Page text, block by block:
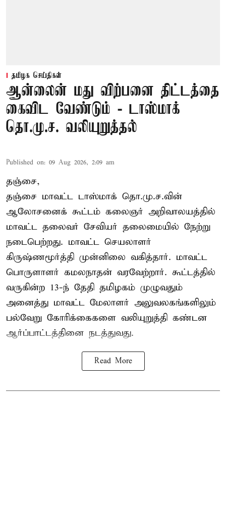
தமிழக செய்திகள்
ஆன்லைன் மது விற்பனை திட்டத்தை
கைவிட வேண்டும் - டாஸ்மாக்
தொ.மு.ச. வலியுறுத்தல்
Published on: 09 Aug 2026, 2:09 am
தஞ்சை,
தஞ்சை மாவட்ட டாஸ்மாக் தொ.மு.ச.வின்
ஆலோசனைக் கூட்டம் கலைஞர் அறிவாலயத்தில்
மாவட்ட தலைவர் சேவியர் தலைமையில் நேற்று
நடைபெற்றது. மாவட்ட செயலாளர்
கிருஷ்ணமூர்த்தி முன்னிலை வகித்தார். மாவட்ட
பொருளாளர் கமலநாதன் வரவேற்றார். கூட்டத்தில்
வருகின்ற 13-ந் தேதி தமிழகம் முழுவதும்
அனைத்து மாவட்ட மேலாளர் அலுவலகங்களிலும்
பல்வேறு கோரிக்கைகளை வலியுறுத்தி கண்டன
ஆர்ப்பாட்டத்தினை நடத்துவது.
Read More